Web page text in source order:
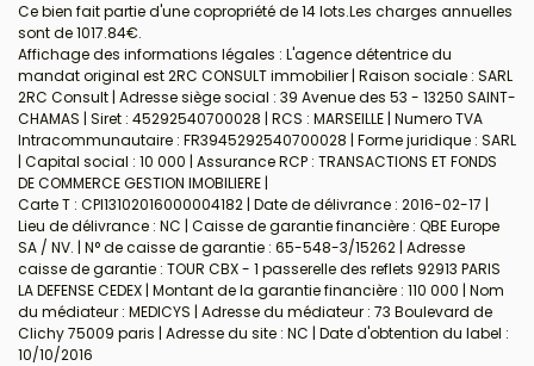
Ce bien fait partie d'une copropriété de 14 lots.Les charges annuelles
sont de 1017.84€.
Affichage des informations légales : L'agence détentrice du
mandat original est 2RC CONSULT immobilier | Raison sociale : SARL
2RC Consult | Adresse siège social : 39 Avenue des 53 - 13250 SAINT-
CHAMAS | Siret : 45292540700028 | RCS : MARSEILLE | Numero TVA
Intracommunautaire : FR3945292540700028 | Forme juridique : SARL
| Capital social : 10 000 | Assurance RCP : TRANSACTIONS ET FONDS
DE COMMERCE GESTION IMOBILIERE |
Carte T : CPI13102016000004182 | Date de délivrance : 2016-02-17 |
Lieu de délivrance : NC | Caisse de garantie financière : QBE Europe
SA / NV. | N° de caisse de garantie : 65-548-3/15262 | Adresse
caisse de garantie : TOUR CBX - 1 passerelle des reflets 92913 PARIS
LA DEFENSE CEDEX | Montant de la garantie financière : 110 000 | Nom
du médiateur : MEDICYS | Adresse du médiateur : 73 Boulevard de
Clichy 75009 paris | Adresse du site : NC | Date d'obtention du label :
10/10/2016